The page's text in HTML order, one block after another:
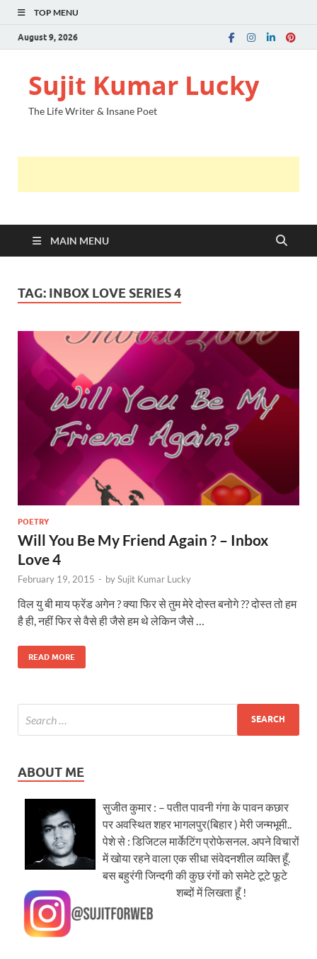
TOP MENU
August 9, 2026
Sujit Kumar Lucky
The Life Writer & Insane Poet
MAIN MENU
TAG: INBOX LOVE SERIES 4
POETRY
Will You Be My Friend Again ? – Inbox
Love 4
February 19, 2015 - bySujit Kumar Lucky
विल यु बी माय फ्रेंड अगेन ? क्या फिर से तुम मेरे दोस्त बनोगे ?? दोस्त तो हम
है ही, नहीं फिर से वैसे ही जैसे हम थे लेकिन जैसे …
READ MORE
ABOUT ME
सुजीत कुमार : – पतीत पावनी गंगा के पावन कछार
पर अवस्थित शहर भागलपुर(बिहार ) मेरी जन्मभूमी..
पेशे से : डिजिटल मार्केटिंग प्रोफेसनल. अपने विचारों
में खोया रहने वाला एक सीधा संवेदनशील व्यक्ति हूँ.
बस बहुरंगी जिन्दगी की कुछ रंगों को समेटे टूटे फूटे
शब्दों में लिखता हूँ !